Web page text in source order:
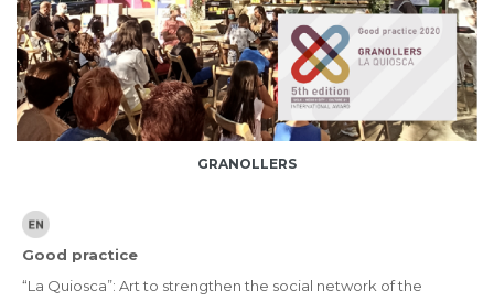
GRANOLLERS
Good practice
“La Quiosca”: Art to strengthen the social network of the